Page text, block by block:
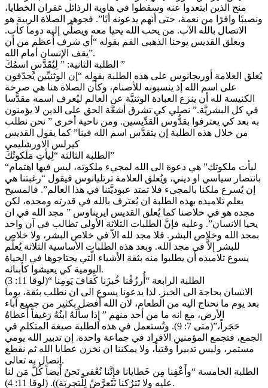
منح الذين ابتعدوا عنه وسقطوا في هاوية الرذائل غفران الخطايا،
ونصيبًا وافرًا من نعمة، حتى أنهم يدعونه أبًا”. فجوهر الصلاة الربية هو
الاتصال بالله الآب. من يحب الله يحيا معه ويصلِّي إليه دوما كأب.
ويعلق القديس يوحنا الذهبي الفم بقوله “أي شرف أعظم من أن
يقف الإنسان أمام الله”.
الطلبة الثانية: ” لِيُقَدَّسِ اسمُكَ ”
يُعلق العلامة أوريجانوس على هذه الطلبة بقوله “إن الوثنيِّين يُجدّفون
على اسم الله إذ ينسبونه للأصنام، وكأن الصلاة هنا هي صرخة
الكنيسة لله أن ينزع العبادة الوثنيَّة عن العالم ليُعرف اسمه مقدَّسا
في كل البشريَّة.” نصلي كي تشرق أشعَّة الحق على الذين لا يؤمنون
به بعد كي يعترفوا بقدُّوس القدِّيسين. ومن ناحية أخرى ” نحن نطلب
من خلال هذه الطلبة إن يتقدَّس اسم الله فينا” كما يقول القديس
كيرلس الاورشليمي
الطلبة الثالثة “لِيأتِ مَلَكوتُكَ”
“ليأت ملكوتك” هي دعوة الى الله لمجيء ملكوته، ليس فيها اهتمام
بانتصار سياسي او ديني، ويُعلق العلامة ترتليانوس فيقول “رغبتنا هي
إن يُسرع ملكنا بالمجيء فلا تمتد عبوديَّتنا في هذا العالم”. فالمسيح
يعلم تلاميذه بهذه الطلبة ان يُعترف بالله في قدرته ومجده، لكن
مجده هو في خلاصنا كما يُعلق القديس ايريناوس ” مجد الله في ان
يحيا الانسان”. وعليه فإنَّ الطلبات الثلاثة الأولى تطالب في آن واحد
بمجد الله وخلاص البشر. فلا مجد لله الاّ في خلاص البشر، ولا خلاص
للبشر إلاَّ في مجد الله. وبعد هذه الطلبات الأساسية الثلاثة يُعلّم
يسوع تلاميذه أن يطلبوا منه بثقة الأشياء الّتي يحتاجوها في الحياة
اليومية كي يعيشوا كأبنائه.
الطلبة الرابعة “أُرزُقْنا خُبزَنا كَفافَ يَومِنا “(لوقا 11: 3)
الانسان بحاجة الى الخبز. لذا يدعونا يسوع الى ان نطلب بثقة، يوما
بعد يوم ما نحتاج اليه من الطعام، لان الله أفضل بكثير من جميع آباء
الأرض، مع انه ما من أحد منهم ” إِذا سأَلَهُ ابنُهُ رَغيفاً أَعطاهُ
حَجَراً،”(متى 7: 9). وتُستعمل في هذه الطلبة صيغة المتكلم في
الجمع، فتجمع المؤمنين الافراد في جماعة واحدة. إن تدبير الله يومي
مستمر، وليس تدبيراً وقتياً، ولا يمكننا ان نخزن عطايا الله ثم نقطع
اتصال به تعالى.
الطلبة الخامسة “وأَعْفِنا مِن خَطايانا فإِنَّنا نُعْفي نَحنُ أَيضاً كُلَّ مَن لنا
عليه ولا تَترُكنا نَتَعرَّضُ لِلَّتجرِبَة)). (لوقا 11: 4).